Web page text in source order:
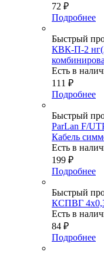
72 ₽
Подробнее
Быстрый
КВК-П-2
Есть в
111 ₽
Подробнее
Быстрый
ParLan F/
Кабель
Есть в
199 ₽
Подробнее
Быстрый
КСПВГ
Есть в
84 ₽
Подробнее